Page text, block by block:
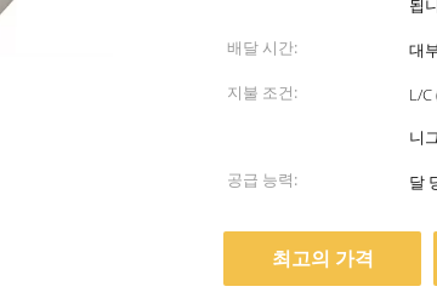
됩
배달 시간:
대
지불 조건:
L/
니
공급 능력:
달
최고의 가격